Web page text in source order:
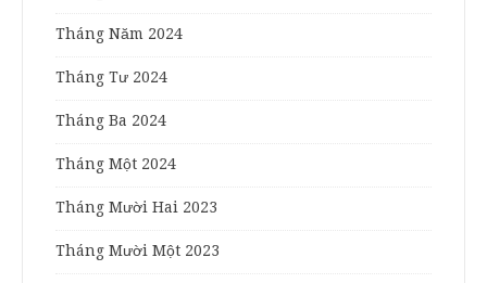
Tháng Năm 2024
Tháng Tư 2024
Tháng Ba 2024
Tháng Một 2024
Tháng Mười Hai 2023
Tháng Mười Một 2023